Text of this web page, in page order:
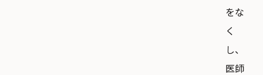
をな
く
し、
医師